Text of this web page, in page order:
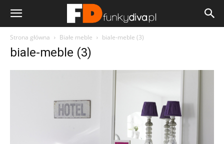
Strona główna Białe meble biale-meble (3)
biale-meble (3)